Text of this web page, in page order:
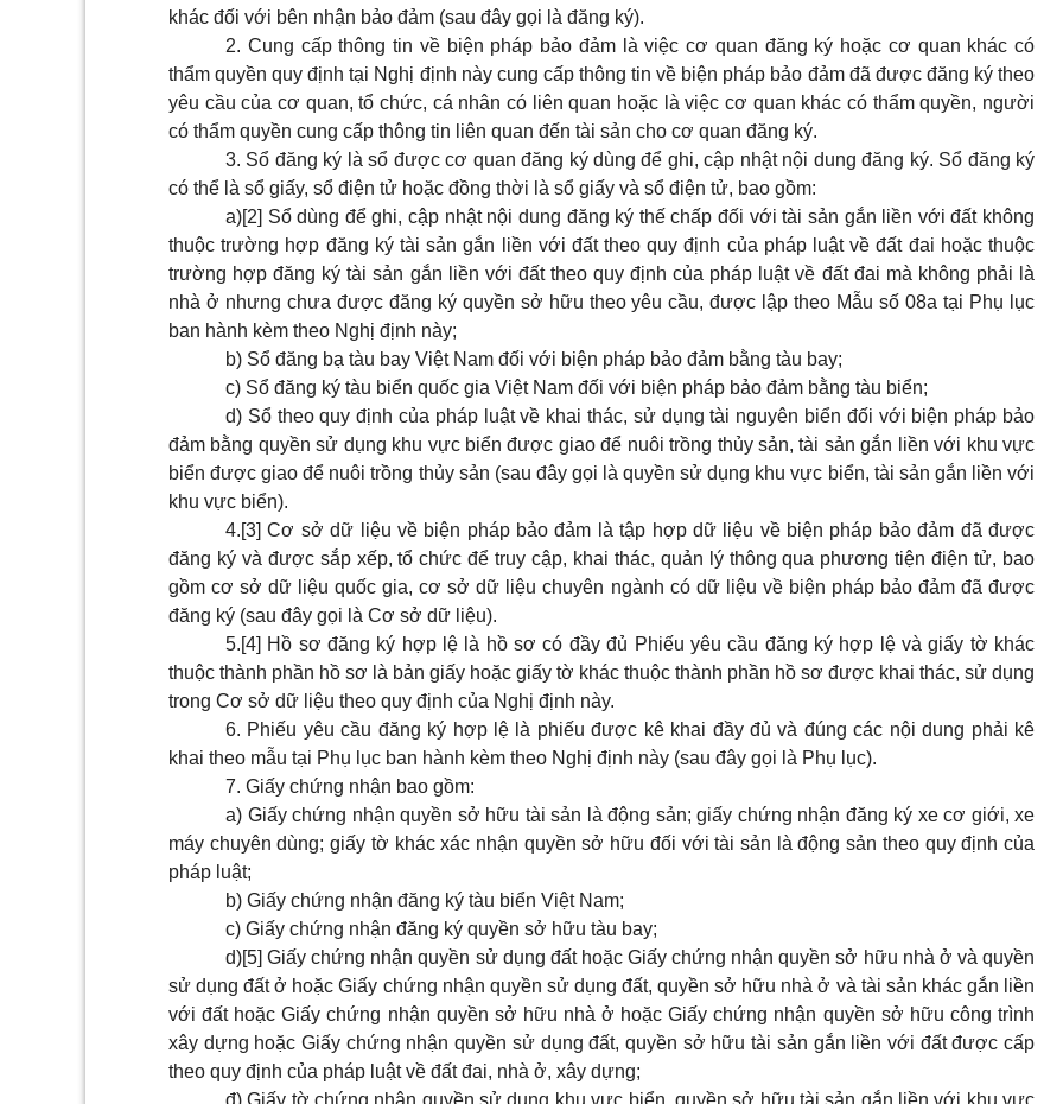
khác đối với bên nhận bảo đảm (sau đây gọi là đăng ký).
2. Cung cấp thông tin về biện pháp bảo đảm là việc cơ quan đăng ký hoặc cơ quan khác có
thẩm quyền quy định tại Nghị định này cung cấp thông tin về biện pháp bảo đảm đã được đăng ký theo
yêu cầu của cơ quan, tổ chức, cá nhân có liên quan hoặc là việc cơ quan khác có thẩm quyền, người
có thẩm quyền cung cấp thông tin liên quan đến tài sản cho cơ quan đăng ký.
3. Sổ đăng ký là sổ được cơ quan đăng ký dùng để ghi, cập nhật nội dung đăng ký. Sổ đăng ký
có thể là sổ giấy, sổ điện tử hoặc đồng thời là sổ giấy và sổ điện tử, bao gồm:
a)[2] Sổ dùng để ghi, cập nhật nội dung đăng ký thế chấp đối với tài sản gắn liền với đất không
thuộc trường hợp đăng ký tài sản gắn liền với đất theo quy định của pháp luật về đất đai hoặc thuộc
trường hợp đăng ký tài sản gắn liền với đất theo quy định của pháp luật về đất đai mà không phải là
nhà ở nhưng chưa được đăng ký quyền sở hữu theo yêu cầu, được lập theo Mẫu số 08a tại Phụ lục
ban hành kèm theo Nghị định này;
b) Sổ đăng bạ tàu bay Việt Nam đối với biện pháp bảo đảm bằng tàu bay;
c) Sổ đăng ký tàu biển quốc gia Việt Nam đối với biện pháp bảo đảm bằng tàu biển;
d) Sổ theo quy định của pháp luật về khai thác, sử dụng tài nguyên biển đối với biện pháp bảo
đảm bằng quyền sử dụng khu vực biển được giao để nuôi trồng thủy sản, tài sản gắn liền với khu vực
biển được giao để nuôi trồng thủy sản (sau đây gọi là quyền sử dụng khu vực biển, tài sản gắn liền với
khu vực biển).
4.[3] Cơ sở dữ liệu về biện pháp bảo đảm là tập hợp dữ liệu về biện pháp bảo đảm đã được
đăng ký và được sắp xếp, tổ chức để truy cập, khai thác, quản lý thông qua phương tiện điện tử, bao
gồm cơ sở dữ liệu quốc gia, cơ sở dữ liệu chuyên ngành có dữ liệu về biện pháp bảo đảm đã được
đăng ký (sau đây gọi là Cơ sở dữ liệu).
5.[4] Hồ sơ đăng ký hợp lệ là hồ sơ có đầy đủ Phiếu yêu cầu đăng ký hợp lệ và giấy tờ khác
thuộc thành phần hồ sơ là bản giấy hoặc giấy tờ khác thuộc thành phần hồ sơ được khai thác, sử dụng
trong Cơ sở dữ liệu theo quy định của Nghị định này.
6. Phiếu yêu cầu đăng ký hợp lệ là phiếu được kê khai đầy đủ và đúng các nội dung phải kê
khai theo mẫu tại Phụ lục ban hành kèm theo Nghị định này (sau đây gọi là Phụ lục).
7. Giấy chứng nhận bao gồm:
a) Giấy chứng nhận quyền sở hữu tài sản là động sản; giấy chứng nhận đăng ký xe cơ giới, xe
máy chuyên dùng; giấy tờ khác xác nhận quyền sở hữu đối với tài sản là động sản theo quy định của
pháp luật;
b) Giấy chứng nhận đăng ký tàu biển Việt Nam;
c) Giấy chứng nhận đăng ký quyền sở hữu tàu bay;
d)[5] Giấy chứng nhận quyền sử dụng đất hoặc Giấy chứng nhận quyền sở hữu nhà ở và quyền
sử dụng đất ở hoặc Giấy chứng nhận quyền sử dụng đất, quyền sở hữu nhà ở và tài sản khác gắn liền
với đất hoặc Giấy chứng nhận quyền sở hữu nhà ở hoặc Giấy chứng nhận quyền sở hữu công trình
xây dựng hoặc Giấy chứng nhận quyền sử dụng đất, quyền sở hữu tài sản gắn liền với đất được cấp
theo quy định của pháp luật về đất đai, nhà ở, xây dựng;
đ) Giấy tờ chứng nhận quyền sử dụng khu vực biển, quyền sở hữu tài sản gắn liền với khu vực